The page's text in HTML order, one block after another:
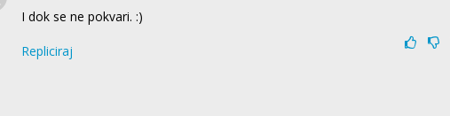
I dok se ne pokvari. :)
Repliciraj